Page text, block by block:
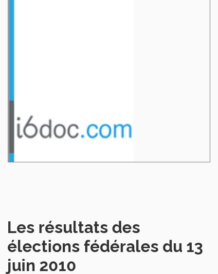
Les résultats des
élections fédérales du 13
juin 2010